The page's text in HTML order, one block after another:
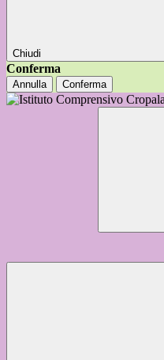
Chiudi
Conferma
Annulla Conferma